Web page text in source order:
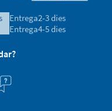
Entrega2-3 dies
Entrega4-5 dies